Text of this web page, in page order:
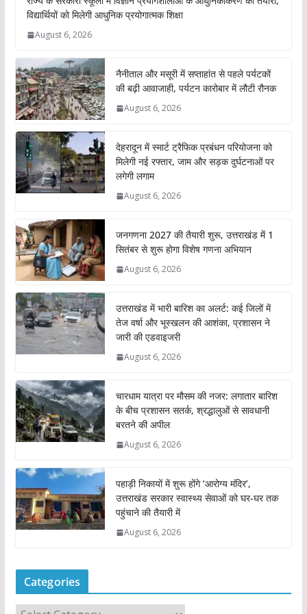
विद्यार्थियों को मिलेगी आधुनिक प्रयोगात्मक शिक्षा
August 6, 2026
नैनीताल और मसूरी में सप्ताहांत से पहले पर्यटकों
की बढ़ी आवाजाही, पर्यटन कारोबार में लौटी रौनक
August 6, 2026
देहरादून में स्मार्ट ट्रैफिक प्रबंधन परियोजना को
मिलेगी नई रफ्तार, जाम और सड़क दुर्घटनाओं पर
लगेगी लगाम
August 6, 2026
जनगणना 2027 की तैयारी शुरू, उत्तराखंड में 1
सितंबर से शुरू होगा विशेष गणना अभियान
August 6, 2026
उत्तराखंड में भारी बारिश का अलर्ट: कई जिलों में
तेज वर्षा और भूस्खलन की आशंका, प्रशासन ने
जारी की एडवाइजरी
August 6, 2026
चारधाम यात्रा पर मौसम की नजर: लगातार बारिश
के बीच प्रशासन सतर्क, श्रद्धालुओं से सावधानी
बरतने की अपील
August 6, 2026
पहाड़ी निकायों में शुरू होंगे ‘आरोग्य मंदिर’,
उत्तराखंड सरकार स्वास्थ्य सेवाओं को घर-घर तक
पहुंचाने की तैयारी में
August 6, 2026
Categories